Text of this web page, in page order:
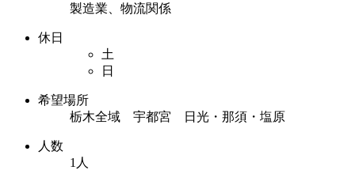
製造業、物流関係
休日
土
日
希望場所
栃木全域 宇都宮 日光・那須・塩原
人数
1人